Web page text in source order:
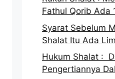
Fathul Qorib Ada
Syarat Sebelum
Shalat Itu Ada
Hukum Shalat :
Pengertiannya